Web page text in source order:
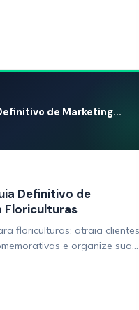
de Marketing...
Definitivo de
Floriculturas
floriculturas: atraia
e organize sua